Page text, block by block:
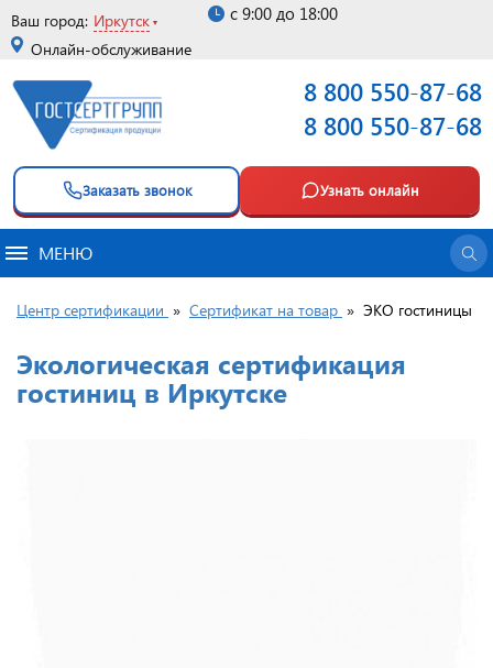
Ваш город: Иркутск
Онлайн-обслуживание
с 9:00 до 18:00
8 800 550-87-68
8 800 550-87-68
Заказать звонок Узнать онлайн
МЕНЮ
Центр сертификации » Сертификат на товар » ЭКО гостиницы
Экологическая сертификация
гостиниц в Иркутске